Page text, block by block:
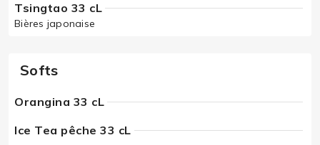
Tsingtao 33 cL
Bières japonaise
Softs
Orangina 33 cL
Ice Tea pêche 33 cL